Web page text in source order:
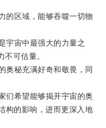
区域，能够吞噬一切物
宙中最强大的力量之
可估量。
秘充满好奇和敬畏，同
希望能够揭开宇宙的奥
构的影响，进而更深入地